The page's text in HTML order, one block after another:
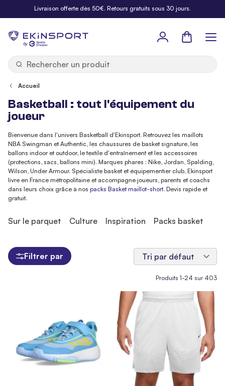
Allez au contenuLivraison offerte dès 50€. Retours gratuits sous 30 jours.
by
Panier
Accueil
Basketball : tout l'équipement du
joueur
Bienvenue dans l'univers Basketball d'Ekinsport. Retrouvez les maillots
NBA Swingman et Authentic, les chaussures de basket signature, les
ballons indoor et outdoor, le textile d'entraînement et les accessoires
(protections, sacs, ballons mini). Marques phares : Nike, Jordan, Spalding,
Wilson, Under Armour. Spécialiste basket et équipementier club, Ekinsport
livre en France métropolitaine et accompagne joueurs, parents et coachs
dans leurs choix grâce à nos packs Basket maillot-short. Devis rapide et
gratuit.
Produits 1-24 sur 403
Sur le parquet Culture Inspiration Packs basket
Filtrer par